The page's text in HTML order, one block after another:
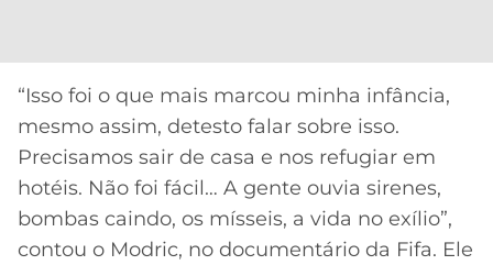
“Isso foi o que mais marcou minha infância,
mesmo assim, detesto falar sobre isso.
Precisamos sair de casa e nos refugiar em
hotéis. Não foi fácil… A gente ouvia sirenes,
bombas caindo, os mísseis, a vida no exílio”,
contou o Modric, no documentário da Fifa. Ele